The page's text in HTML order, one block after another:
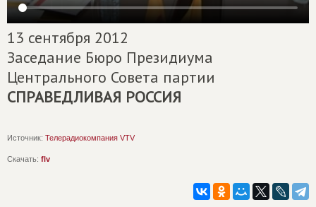
13 сентября 2012
Заседание Бюро Президиума
Центрального Совета партии
СПРАВЕДЛИВАЯ РОССИЯ
Источник: Телерадиокомпания VTV
Скачать: flv